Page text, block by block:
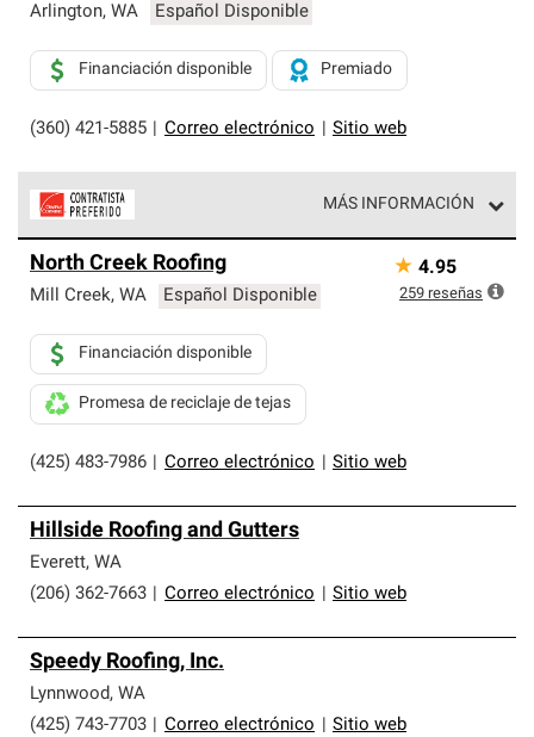
Arlington, WA Español Disponible
(360) 421-5885 Correo electrónico Sitio web
Financiación disponible Premiado
MÁS INFORMACIÓN
parte de una red exclusiva de profesionales de techos
que cumplen con altos estándares y requisitos estrictos
North Creek Roofing
Mill Creek, WA Español Disponible
(425) 483-7986 Correo electrónico Sitio web
Financiación disponible
Promesa de reciclaje de tejas
★ 4.95
259 reseñas
Hillside Roofing and Gutters
Everett, WA
(206) 362-7663
Correo electrónico Sitio web
Speedy Roofing, Inc.
Lynnwood, WA
(425) 743-7703
Correo electrónico Sitio web